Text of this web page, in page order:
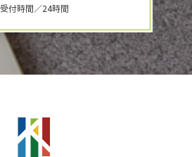
受付時間／24時間